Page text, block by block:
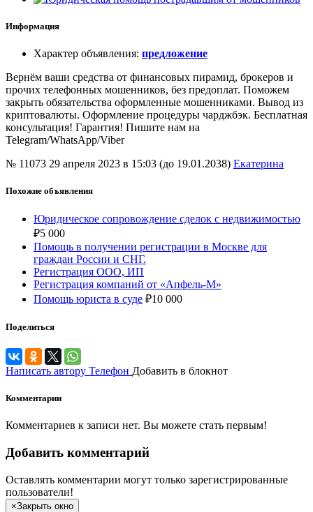
Информация
Характер объявления: предложение
Вернём ваши средства от финансовых пирамид, брокеров и
прочих телефонных мошенников, без предоплат. Поможем
закрыть обязательства оформленные мошенниками. Вывод из
криптовалюты. Оформление процедуры чарджбэк. Бесплатная
консультация! Гарантия! Пишите нам на
Telegram/WhatsApp/Viber
№ 11073 29 апреля 2023 в 15:03 (до 19.01.2038) Екатерина
Похожие объявления
Юридическое сопровождение сделок с недвижимостью
₽5 000
Помощь в получении регистрации в Москве для
граждан России и СНГ.
Регистрация ООО, ИП
Регистрация компаний от «Апфель-М»
Помощь юриста в суде ₽10 000
Поделиться
Написать автору Телефон Добавить в блокнот
Комментарии
Комментариев к записи нет. Вы можете стать первым!
Добавить комментарий
Оставлять комментарии могут только зарегистрированные
пользователи!
×Закрыть окно